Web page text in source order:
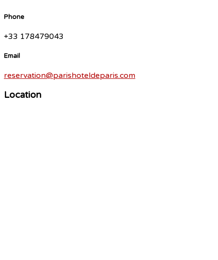
Phone
+33 178479043
Email
reservation@parishoteldeparis.com
Location